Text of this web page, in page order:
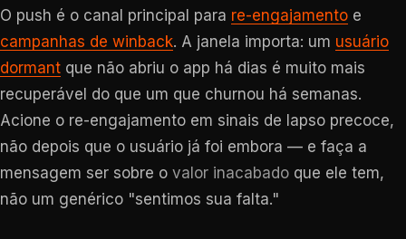
O push é o canal principal para re-engajamento e
campanhas de winback. A janela importa: um usuário
dormant que não abriu o app há dias é muito mais
recuperável do que um que churnou há semanas.
Acione o re-engajamento em sinais de lapso precoce,
não depois que o usuário já foi embora — e faça a
mensagem ser sobre o valor inacabado que ele tem,
não um genérico "sentimos sua falta."